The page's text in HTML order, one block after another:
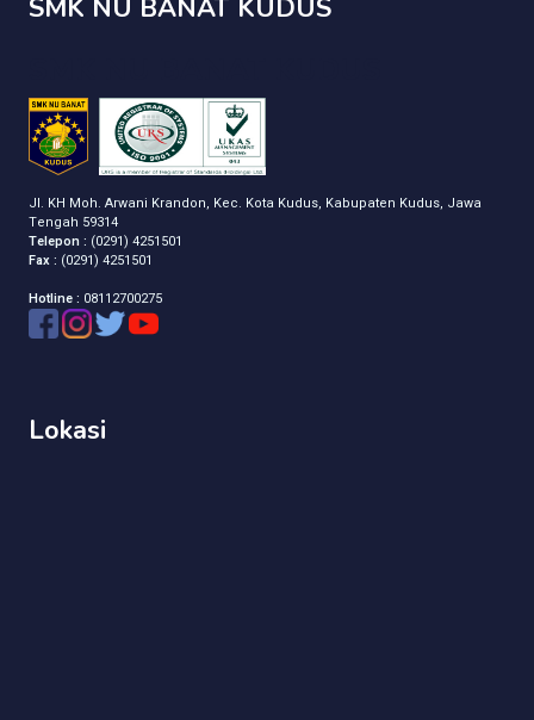
SMK NU BANAT KUDUS
Jl. KH Moh. Arwani Krandon, Kec. Kota Kudus, Kabupaten Kudus, Jawa
Tengah 59314
Telepon : (0291) 4251501
Fax : (0291) 4251501
Hotline : 08112700275
Lokasi